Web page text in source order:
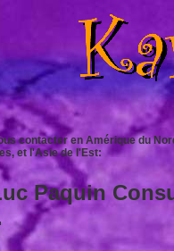
contacter en Amérique du
et l'Asie de l'Est:
Paquin